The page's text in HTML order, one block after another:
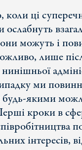
ці
ослабнуть
можуть і
лише
ми
будь-якими
кроки в
інтересів,